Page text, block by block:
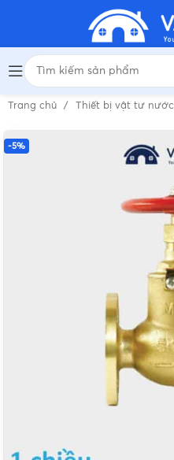
Trang chủ Thiết bị vật tư nước
-5%